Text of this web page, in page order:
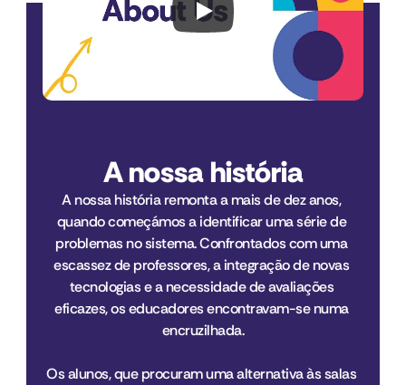
A nossa história
A nossa história remonta a mais de dez anos,
quando começámos a identificar uma série de
problemas no sistema. Confrontados com uma
escassez de professores, a integração de novas
tecnologias e a necessidade de avaliações
eficazes, os educadores encontravam-se numa
encruzilhada.
Os alunos, que procuram uma alternativa às salas